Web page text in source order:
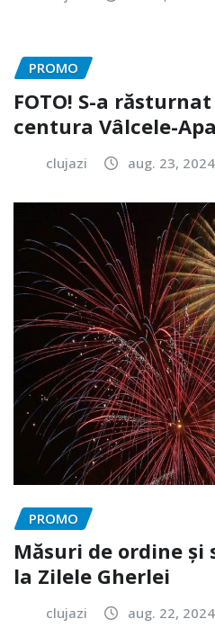
PROMO
FOTO! S-a
centura Vâlcele-
clujazi aug. 23, 2024
PROMO
Măsuri de ordine
la Zilele Gherlei
clujazi aug. 22, 2024